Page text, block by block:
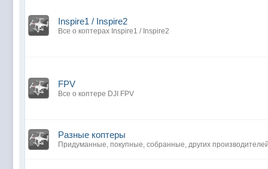
Inspire1 / Inspire2
Все о коптерах Inspire1 / Inspire2
FPV
Все о коптере DJI FPV
Разные коптеры
Придуманные, покупные, собранные, других